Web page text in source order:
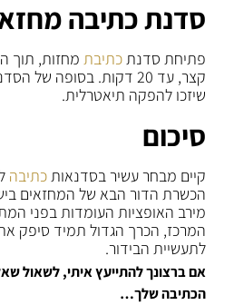
סדנת כתיבה
פתיחת סדנתכתיבת מחזות, תוך
קצר, עד 20 דקות. בסופה
שיזכו להפקה תיאטרלית.
סיכום
קיים מבחר עשיר בסדנאותכתיבה
הכשרת הדור הבא של המחזאים
מירב האופציות העומדות בפני
המרכז, הכרך הגדול תמיד סיפק
לתעשיית הבידור.
אם ברצונך להתייעץ איתי, לשאול
הכתיבה שלך…